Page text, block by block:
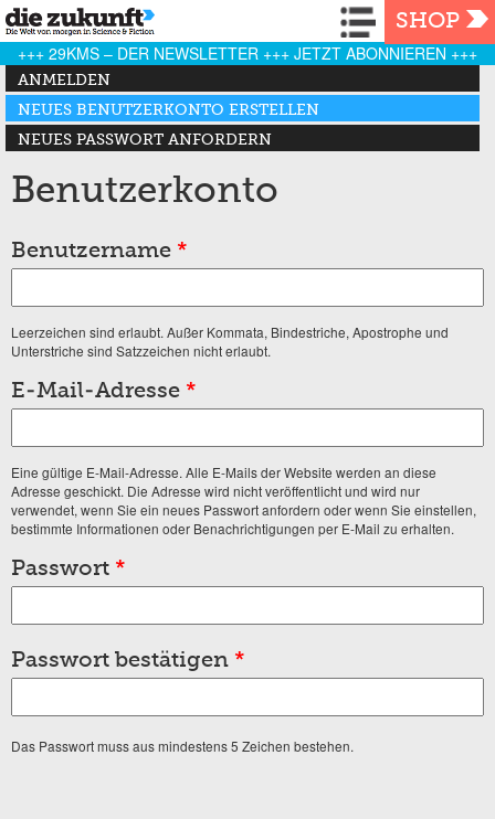
Navigation
SHOP
+++ 29KMS – DER NEWSLETTER +++ JETZT ABONNIEREN +++
Haupt-Reiter
ANMELDEN
NEUES BENUTZERKONTO ERSTELLEN
(AKTIVER REITER)
NEUES PASSWORT ANFORDERN
Benutzerkonto
Benutzername *
Leerzeichen sind erlaubt. Außer Kommata, Bindestriche, Apostrophe und
Unterstriche sind Satzzeichen nicht erlaubt.
E-Mail-Adresse *
Eine gültige E-Mail-Adresse. Alle E-Mails der Website werden an diese
Adresse geschickt. Die Adresse wird nicht veröffentlicht und wird nur
verwendet, wenn Sie ein neues Passwort anfordern oder wenn Sie einstellen,
bestimmte Informationen oder Benachrichtigungen per E-Mail zu erhalten.
Passwort *
Passwort bestätigen *
Das Passwort muss aus mindestens 5 Zeichen bestehen.